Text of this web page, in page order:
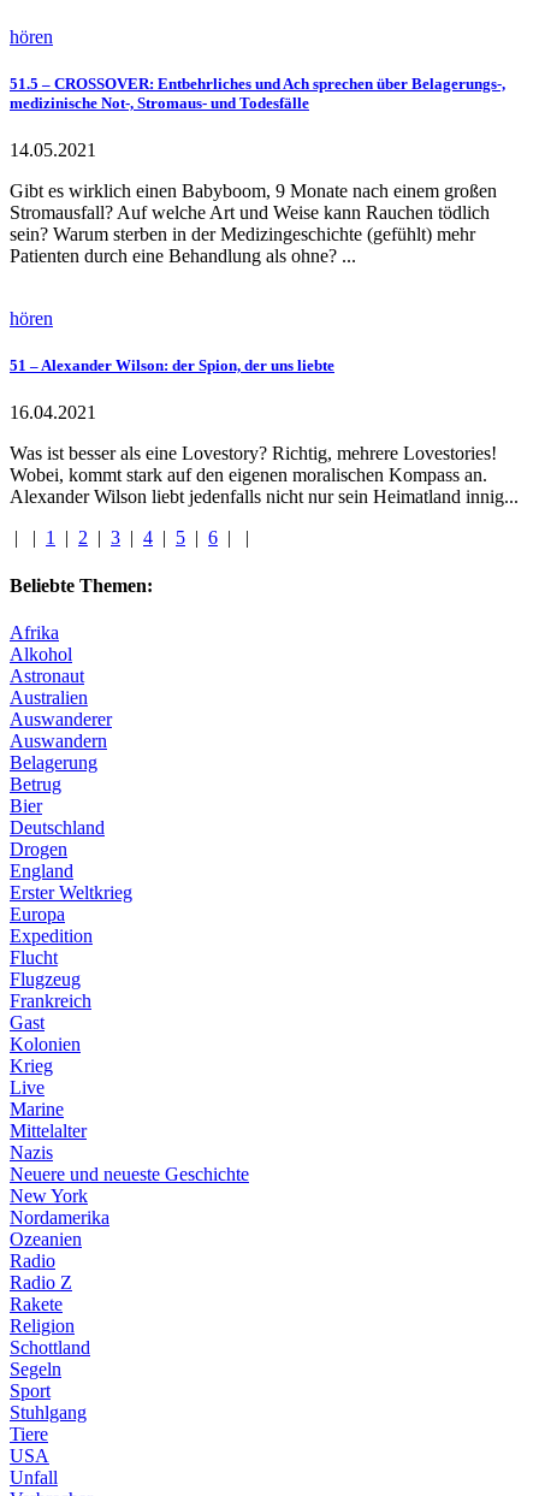
hören
51.5 – CROSSOVER: Entbehrliches und Ach sprechen über Belagerungs-,
medizinische Not-, Stromaus- und Todesfälle
14.05.2021
Gibt es wirklich einen Babyboom, 9 Monate nach einem großen
Stromausfall? Auf welche Art und Weise kann Rauchen tödlich
sein? Warum sterben in der Medizingeschichte (gefühlt) mehr
Patienten durch eine Behandlung als ohne? ...
hören
51 – Alexander Wilson: der Spion, der uns liebte
16.04.2021
Was ist besser als eine Lovestory? Richtig, mehrere Lovestories!
Wobei, kommt stark auf den eigenen moralischen Kompass an.
Alexander Wilson liebt jedenfalls nicht nur sein Heimatland innig...
|
| 1 | 2 | 3 | 4 | 5 | 6 | |
Beliebte Themen:
Afrika
Alkohol
Astronaut
Australien
Auswanderer
Auswandern
Belagerung
Betrug
Bier
Deutschland
Drogen
England
Erster Weltkrieg
Europa
Expedition
Flucht
Flugzeug
Frankreich
Gast
Kolonien
Krieg
Live
Marine
Mittelalter
Nazis
Neuere und neueste Geschichte
New York
Nordamerika
Ozeanien
Radio
Radio Z
Rakete
Religion
Schottland
Segeln
Sport
Stuhlgang
Tiere
USA
Unfall